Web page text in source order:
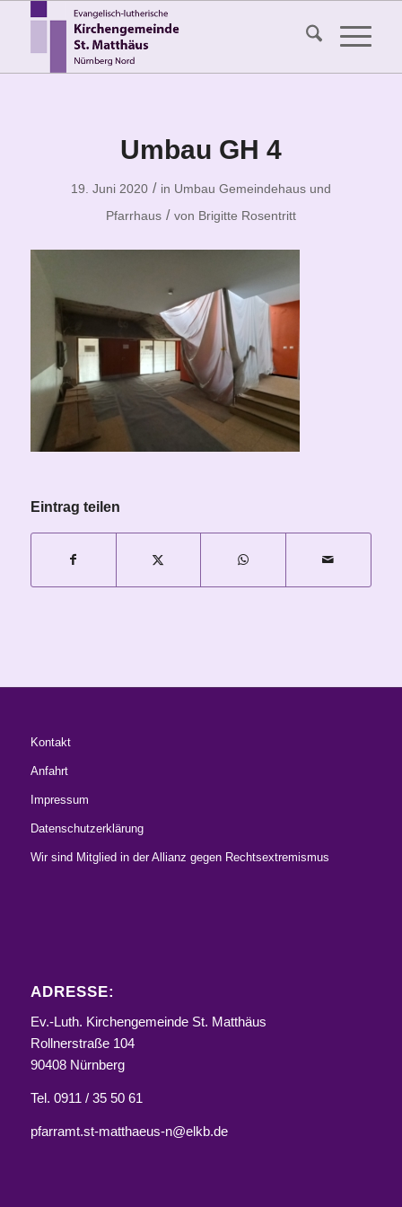
Umbau GH 4
19. Juni 2020 / in Umbau Gemeindehaus und
Pfarrhaus / von Brigitte Rosentritt
Eintrag teilen
Kontakt
Anfahrt
Impressum
Datenschutzerklärung
Wir sind Mitglied in der Allianz gegen Rechtsextremismus
ADRESSE:
Ev.-Luth. Kirchengemeinde St. Matthäus
Rollnerstraße 104
90408 Nürnberg
Tel. 0911 / 35 50 61
pfarramt.st-matthaeus-n@elkb.de